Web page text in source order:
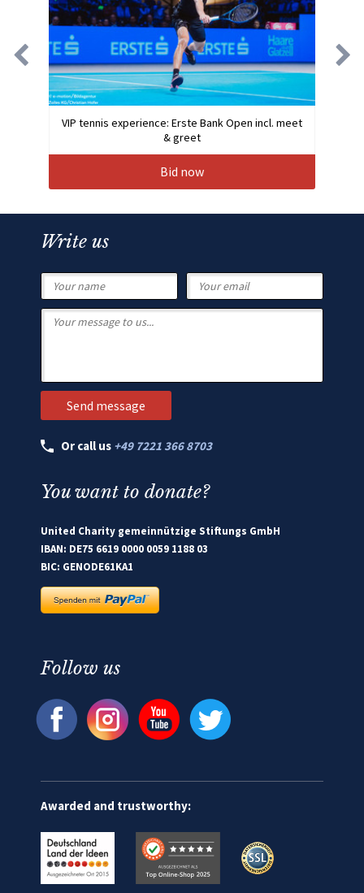
VIP tennis experience: Erste Bank Open incl. meet
& greet
Bid now
Write us
Or call us +49 7221 366 8703
You want to donate?
United Charity gemeinnützige Stiftungs GmbH
IBAN: DE75 6619 0000 0059 1188 03
BIC: GENODE61KA1
Follow us
Awarded and trustworthy: